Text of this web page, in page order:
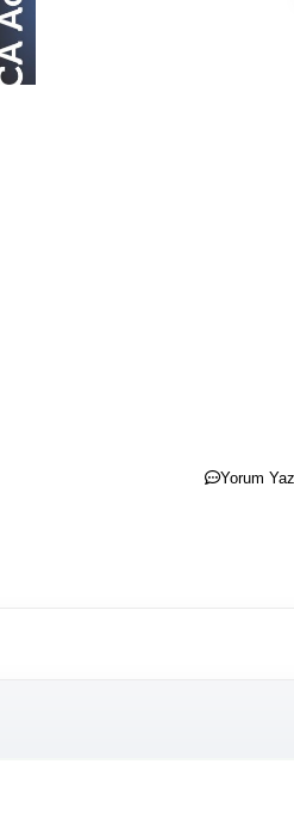
Yorum Yaz